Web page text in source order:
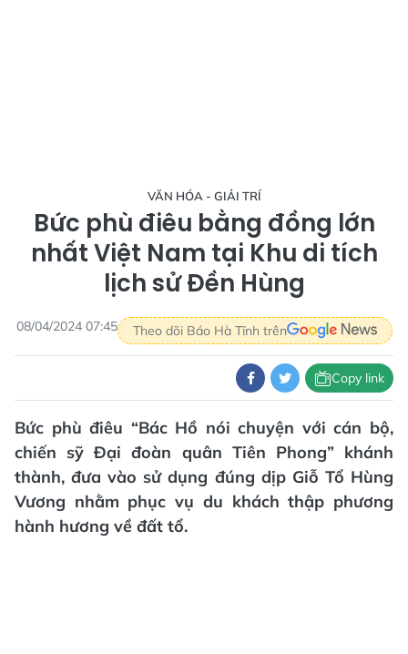
VĂN HÓA - GIẢI TRÍ
Bức phù điêu bằng đồng lớn
nhất Việt Nam tại Khu di tích
lịch sử Đền Hùng
08/04/2024 07:45 Theo dõi Báo Hà Tĩnh trên
Copy link
Bức phù điêu “Bác Hồ nói chuyện với cán bộ,
chiến sỹ Đại đoàn quân Tiên Phong” khánh
thành, đưa vào sử dụng đúng dịp Giỗ Tổ Hùng
Vương nhằm phục vụ du khách thập phương
hành hương về đất tổ.